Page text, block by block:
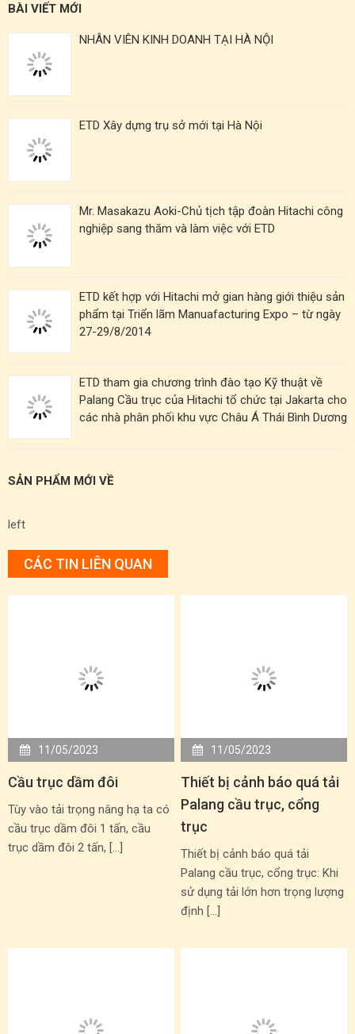
BÀI VIẾT MỚI
NHÂN VIÊN KINH DOANH TẠI HÀ NỘI
ETD Xây dựng trụ sở mới tại Hà Nội
Mr. Masakazu Aoki-Chủ tịch tập đoàn Hitachi công
nghiệp sang thăm và làm việc với ETD
ETD kết hợp với Hitachi mở gian hàng giới thiệu sản
phẩm tại Triển lãm Manuafacturing Expo – từ ngày
27-29/8/2014
ETD tham gia chương trình đào tạo Kỹ thuật về
Palang Cầu trục của Hitachi tổ chức tại Jakarta cho
các nhà phân phối khu vực Châu Á Thái Bình Dương
SẢN PHẨM MỚI VỀ
left
CÁC TIN LIÊN QUAN
11/05/2023
Cầu trục dầm đôi
Tùy vào tải trọng nâng hạ ta có
cầu trục dầm đôi 1 tấn, cầu
trục dầm đôi 2 tấn, […]
11/05/2023
Thiết bị cảnh báo quá tải
Palang cầu trục, cổng
trục
Thiết bị cảnh báo quá tải
Palang cầu trục, cổng trục: Khi
sử dụng tải lớn hơn trọng lượng
định […]